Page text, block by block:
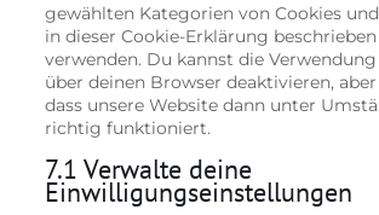
gewählten Kategorien von Cookies
in dieser Cookie-Erklärung beschrieben
verwenden. Du kannst die
über deinen Browser deaktivieren,
dass unsere Website dann unter
richtig funktioniert.
7.1 Verwalte deine
Einwilligungseinstellungen